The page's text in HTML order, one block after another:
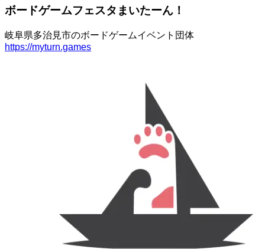
ボードゲームフェスタまいたーん！
岐阜県多治見市のボードゲームイベント団体
https://myturn.games